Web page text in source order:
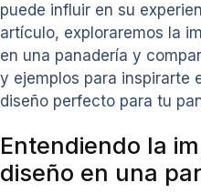
puede influir en su
artículo, exploraremos la
en una panadería y
y ejemplos para inspirarte
diseño perfecto para tu
Entendiendo la
diseño en una